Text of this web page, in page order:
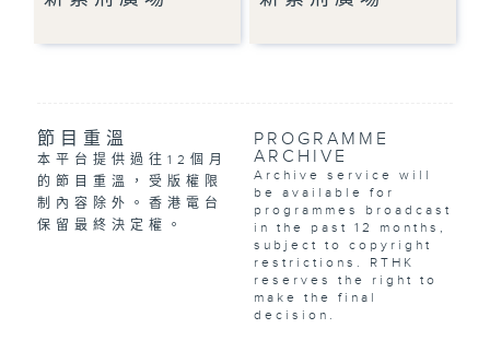
節目重溫
本平台提供過往12個月
的節目重溫，受版權限
制內容除外。香港電台
保留最終決定權。
PROGRAMME
ARCHIVE
Archive service will
be available for
programmes broadcast
in the past 12 months,
subject to copyright
restrictions. RTHK
reserves the right to
make the final
decision.